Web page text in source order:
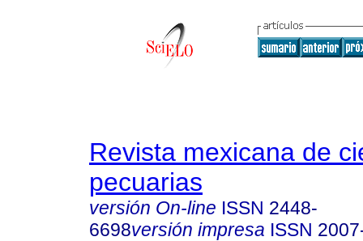
Revista mexicana de
pecuarias
versión On-line ISSN 2448-
6698versión impresa ISSN